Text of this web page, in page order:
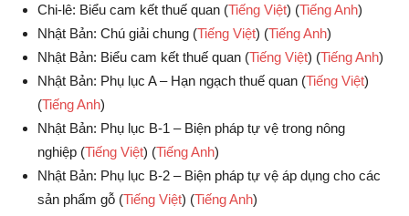
Chi-lê: Biểu cam kết thuế quan (Tiếng Việt) (Tiếng Anh)
Nhật Bản: Chú giải chung (Tiếng Việt) (Tiếng Anh)
Nhật Bản: Biểu cam kết thuế quan (Tiếng Việt) (Tiếng Anh)
Nhật Bản: Phụ lục A – Hạn ngạch thuế quan (Tiếng Việt)
(Tiếng Anh)
Nhật Bản: Phụ lục B-1 – Biện pháp tự vệ trong nông
nghiệp (Tiếng Việt) (Tiếng Anh)
Nhật Bản: Phụ lục B-2 – Biện pháp tự vệ áp dụng cho các
sản phẩm gỗ (Tiếng Việt) (Tiếng Anh)